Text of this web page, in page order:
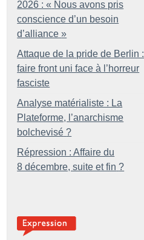
2026 : « Nous avons pris
conscience d’un besoin
d’alliance »
Attaque de la pride de Berlin :
faire front uni face à l’horreur
fasciste
Analyse matérialiste : La
Plateforme, l’anarchisme
bolchevisé ?
Répression : Affaire du
8 décembre, suite et fin ?